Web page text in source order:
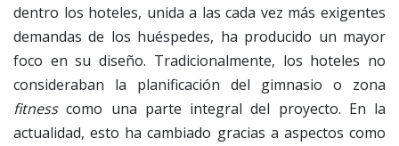
dentro los hoteles, unida a las cada vez más exigentes
demandas de los huéspedes, ha producido un mayor
foco en su diseño. Tradicionalmente, los hoteles no
consideraban la planificación del gimnasio o zona
fitnesscomo una parte integral del proyecto. En la
actualidad, esto ha cambiado gracias a aspectos como